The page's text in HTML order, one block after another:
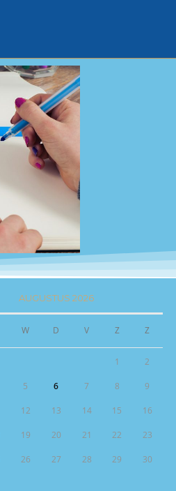
AUGUSTUS 2026
W D V Z Z
1 2
5 6 7 8 9
12 13 14 15 16
19 20 21 22 23
26 27 28 29 30